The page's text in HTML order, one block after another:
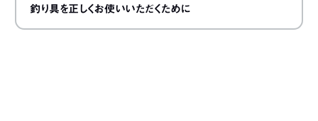
釣り具を正しくお使いいただくために